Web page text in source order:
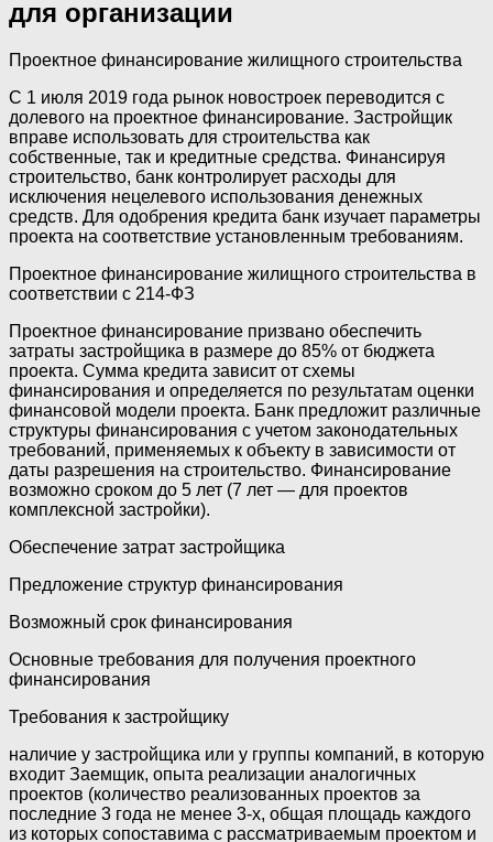
для организации
Проектное финансирование жилищного строительства
С 1 июля 2019 года рынок новостроек переводится с
долевого на проектное финансирование. Застройщик
вправе использовать для строительства как
собственные, так и кредитные средства. Финансируя
строительство, банк контролирует расходы для
исключения нецелевого использования денежных
средств. Для одобрения кредита банк изучает параметры
проекта на соответствие установленным требованиям.
Проектное финансирование жилищного строительства в
соответствии с 214-ФЗ
Проектное финансирование призвано обеспечить
затраты застройщика в размере до 85% от бюджета
проекта. Сумма кредита зависит от схемы
финансирования и определяется по результатам оценки
финансовой модели проекта. Банк предложит различные
структуры финансирования с учетом законодательных
требований, применяемых к объекту в зависимости от
даты разрешения на строительство. Финансирование
возможно сроком до 5 лет (7 лет — для проектов
комплексной застройки).
Обеспечение затрат застройщика
Предложение структур финансирования
Возможный срок финансирования
Основные требования для получения проектного
финансирования
Требования к застройщику
наличие у застройщика или у группы компаний, в которую
входит Заемщик, опыта реализации аналогичных
проектов (количество реализованных проектов за
последние 3 года не менее 3-х, общая площадь каждого
из которых сопоставима с рассматриваемым проектом и